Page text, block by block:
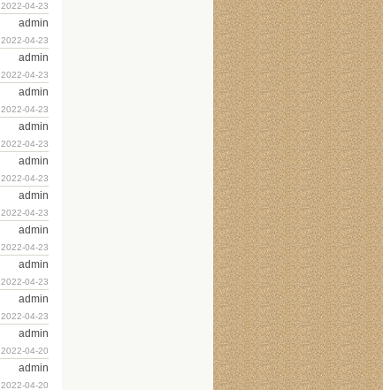
2022-04-23
admin
2022-04-23
admin
2022-04-23
admin
2022-04-23
admin
2022-04-23
admin
2022-04-23
admin
2022-04-23
admin
2022-04-23
admin
2022-04-23
admin
2022-04-23
admin
2022-04-20
admin
2022-04-20